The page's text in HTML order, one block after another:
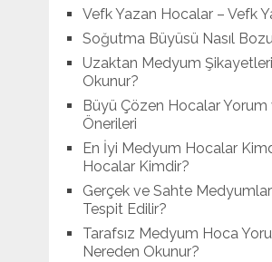
Vefk Yazan Hocalar – Vefk
Soğutma Büyüsü Nasıl
Uzaktan Medyum
Okunur?
Büyü Çözen Hocalar Yorum
Önerileri
En İyi Medyum Hocalar
Hocalar Kimdir?
Gerçek ve Sahte Medyumlar
Tespit Edilir?
Tarafsız Medyum Hoca
Nereden Okunur?